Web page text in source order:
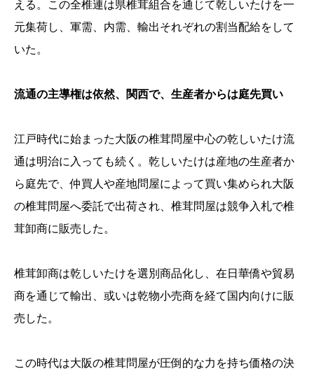
える。この全椎連は県椎茸組合を通じて乾しいたけを一
元集荷し、軍需、内需、輸出それぞれの割当配給をして
いた。
流通の主導権は依然、関西で、生産者からは庭先買い
江戸時代に始まった大阪の椎茸問屋中心の乾しいたけ流
通は明治に入っても続く。乾しいたけは産地の生産者か
ら庭先で、仲買人や産地問屋によって買い集められ大阪
の椎茸問屋へ委託で出荷され、椎茸問屋は競争入札で椎
茸卸商に販売した。
椎茸卸商は乾しいたけを選別商品化し、在日華僑や貿易
商を通じて輸出、或いは乾物小売商を経て国内向けに販
売した。
この時代は大阪の椎茸問屋が圧倒的な力を持ち価格の決